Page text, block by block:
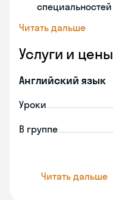
специальностей
Читать дальше
Услуги и цены
Английский язык
Уроки
В группе
Читать дальше